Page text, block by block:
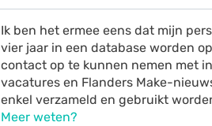
Ik ben het ermee eens dat mijn
vier jaar in een database worden
contact op te kunnen nemen met
vacatures en Flanders Make-
enkel verzameld en gebruikt
Meer weten?